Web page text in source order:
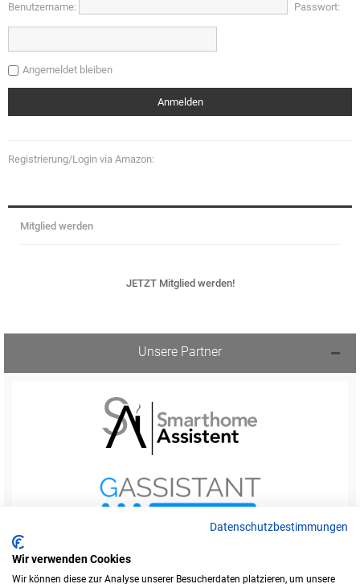
Benutzername: Passwort:
Angemeldet bleiben
Registrierung/Login via Amazon:
Mitglied werden
JETZT Mitglied werden!
Unsere Partner
Datenschutzbestimmungen
Wir verwenden Cookies
Wir können diese zur Analyse unserer Besucherdaten platzieren, um unsere